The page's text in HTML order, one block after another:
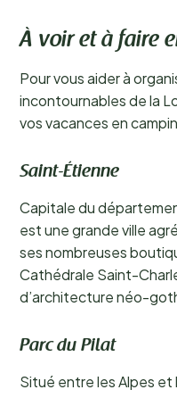
À voir et à faire
Pour vous aider à
incontournables de la
vos vacances en
Saint-Étienne
Capitale du
est une grande ville
ses nombreuses
Cathédrale Saint-
d’architecture néo-
Parc du Pilat
Situé entre les Alpes et